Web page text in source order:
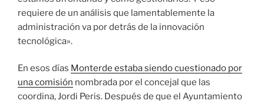
requiere de un análisis que lamentablemente la
administración va por detrás de la innovación
tecnológica».
En esos días Monterde estaba siendo cuestionado por
una comisión nombrada por el concejal que las
coordina, Jordi Peris. Después de que el Ayuntamiento